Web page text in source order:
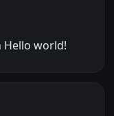
Hello world!